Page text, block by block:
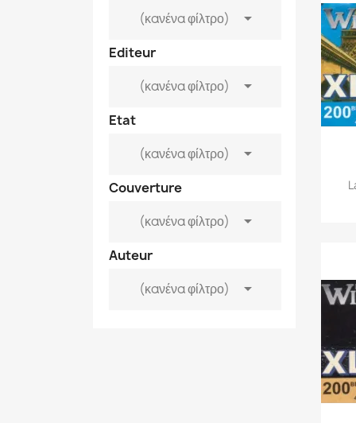
(κανένα φίλτρο)

Editeur
(κανένα φίλτρο)

Etat
(κανένα φίλτρο)

Couverture
(κανένα φίλτρο)

Auteur
(κανένα φίλτρο)
